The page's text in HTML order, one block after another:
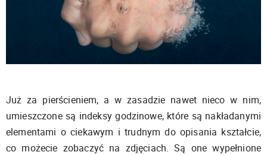
Już za pierścieniem, a w zasadzie nawet nieco w nim,
umieszczone są indeksy godzinowe, które są nakładanymi
elementami o ciekawym i trudnym do opisania kształcie,
co możecie zobaczyć na zdjęciach. Są one wypełnione